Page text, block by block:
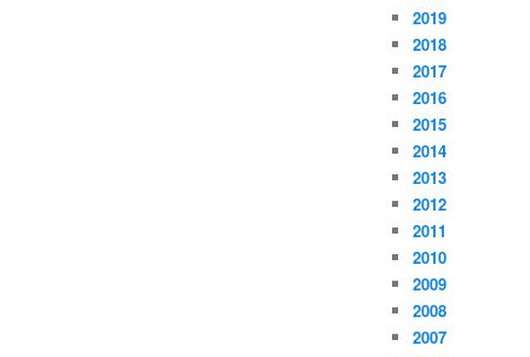
2019
2018
2017
2016
2015
2014
2013
2012
2011
2010
2009
2008
2007